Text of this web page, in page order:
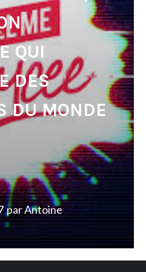
QUI
DES
DU MONDE
parAntoine